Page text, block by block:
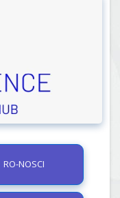
RO-NOSCI